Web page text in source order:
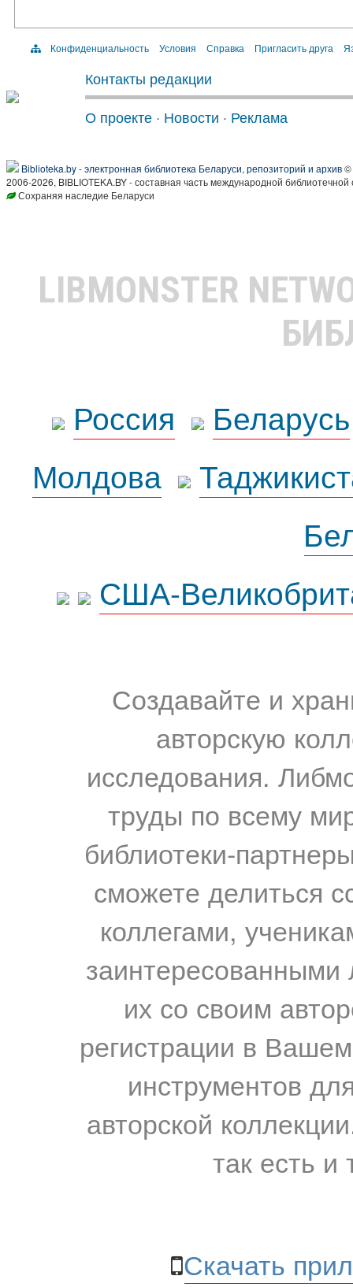
Конфиденциальность Условия Справка Пригласить друга
Контакты редакции
О проекте · Новости · Реклама
Biblioteka.by - электронная библиотека Беларуси, репозиторий и архив©
2006-2026, BIBLIOTEKA.BY - составная часть международной
Сохраняя наследие Беларуси
LIBMONSTER
Россия
Беларусь
Молдова
США-
Создавайте и
авторскую
исследования.
труды по всему
библиотеки-
сможете делиться
коллегами,
их со своим
регистрации в
инструментов
авторской
так есть и
Скачать